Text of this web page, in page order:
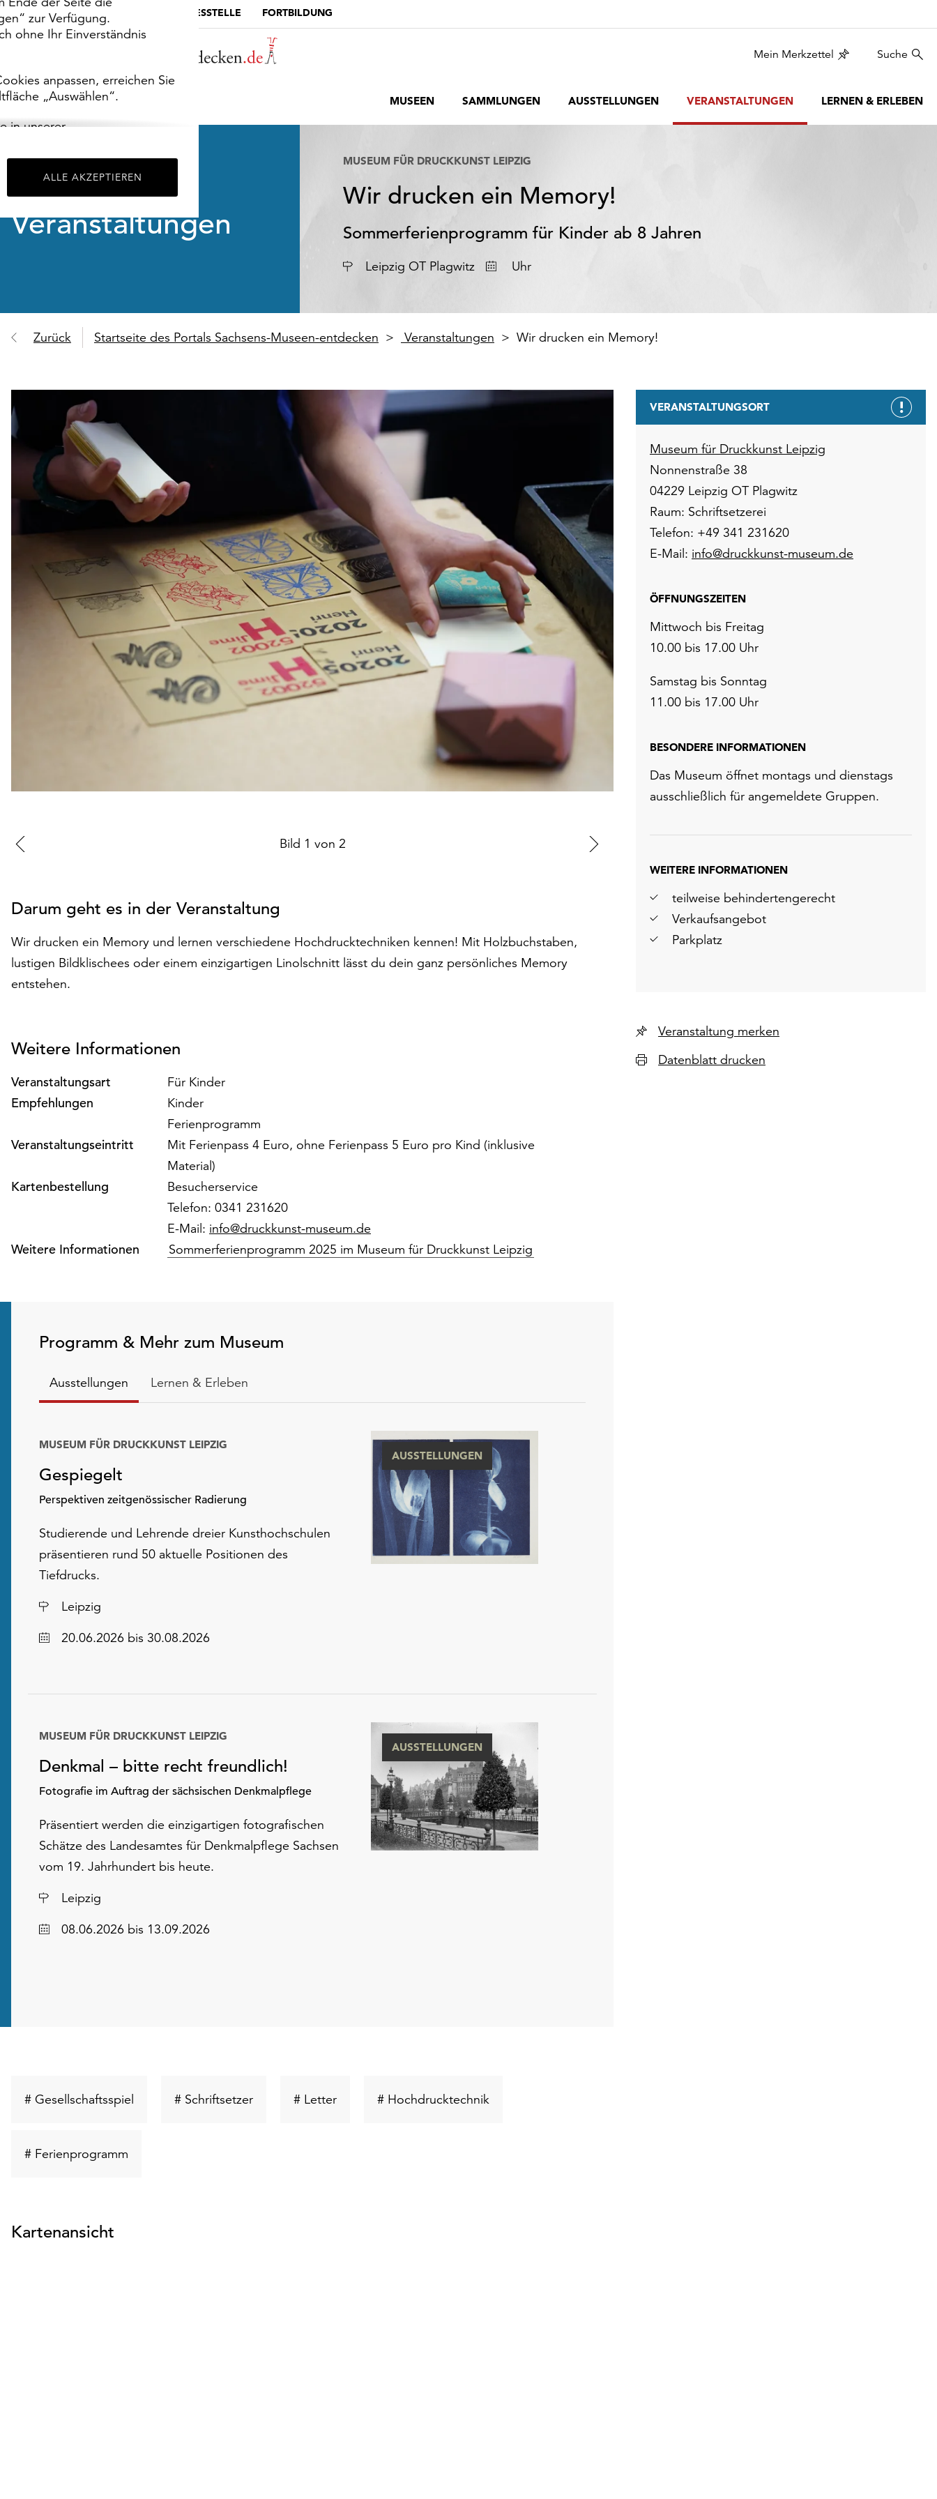
zur Verfügung.
ohne Ihr Einverständnis
anpassen, erreichen Sie
„Auswählen“.
in unserer
ALLE AKZEPTIEREN
MUSEUMSPORTAL DIE LANDESSTELLE FORTBILDUNG
Mein Merkzettel Suche
MUSEEN SAMMLUNGEN AUSSTELLUNGEN VERANSTALTUNGEN LERNEN & ERLEBEN
Veranstaltungen
MUSEUM FÜR DRUCKKUNST LEIPZIG
Wir drucken ein Memory!
Sommerferienprogramm für Kinder ab 8 Jahren
Leipzig OT Plagwitz DatumUhr
Zurück Startseite des Portals Sachsens-Museen-entdecken Veranstaltungen Wir drucken ein Memory!
Bild 1 von 2
nächsten
Darum geht es in der Veranstaltung
Wir drucken ein Memory und lernen verschiedene Hochdrucktechniken kennen! Mit Holzbuchstaben,
lustigen Bildklischees oder einem einzigartigen Linolschnitt lässt du dein ganz persönliches Memory
entstehen.
Weitere Informationen
Veranstaltungsart
Für Kinder
Empfehlungen
Kinder
Ferienprogramm
Veranstaltungseintritt
Mit Ferienpass 4 Euro, ohne Ferienpass 5 Euro pro Kind (inklusive
Material)
Kartenbestellung
Besucherservice
Telefon: 0341 231620
E-Mail: info@druckkunst-museum.de
Weitere Informationen
Sommerferienprogramm 2025 im Museum für Druckkunst Leipzig
Programm & Mehr zum Museum
Ausstellungen Lernen & Erleben
Gespiegelt
Perspektiven zeitgenössischer Radierung
MUSEUM FÜR DRUCKKUNST LEIPZIG
Studierende und Lehrende dreier Kunsthochschulen
präsentieren rund 50 aktuelle Positionen des
Tiefdrucks.
Ort
Leipzig
Datum20.06.2026 bis 30.08.2026
AUSSTELLUNGEN
Denkmal – bitte recht freundlich!
Fotografie im Auftrag der sächsischen Denkmalpflege
MUSEUM FÜR DRUCKKUNST LEIPZIG
Präsentiert werden die einzigartigen fotografischen
Schätze des Landesamtes für Denkmalpflege Sachsen
vom 19. Jahrhundert bis heute.
Ort
Leipzig
Datum08.06.2026 bis 13.09.2026
AUSSTELLUNGEN
# Gesellschaftsspiel Schlüsselwort# SchriftsetzerSchlüsselwort
# LetterSchlüsselwort# Hochdrucktechnik
# Ferienprogramm
Kartenansicht
VERANSTALTUNGSORT
Museum für Druckkunst Leipzig
Nonnenstraße 38
04229 Leipzig OT Plagwitz
Raum: Schriftsetzerei
Telefon: +49 341 231620
E-Mail: info@druckkunst-museum.de
ÖFFNUNGSZEITEN
Mittwoch bis Freitag
10.00 bis 17.00 Uhr
Samstag bis Sonntag
11.00 bis 17.00 Uhr
BESONDERE INFORMATIONEN
Das Museum öffnet montags und dienstags
ausschließlich für angemeldete Gruppen.
WEITERE INFORMATIONEN
teilweise behindertengerecht
Verkaufsangebot
Parkplatz
Veranstaltung merken
Datenblatt drucken